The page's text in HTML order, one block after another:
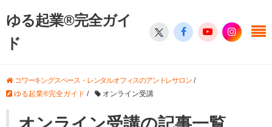
ゆる起業®完全ガイ
ド
コワーキングスペース・レンタルオフィスのアントレサロン/
ゆる起業®完全ガイド / オンライン受講